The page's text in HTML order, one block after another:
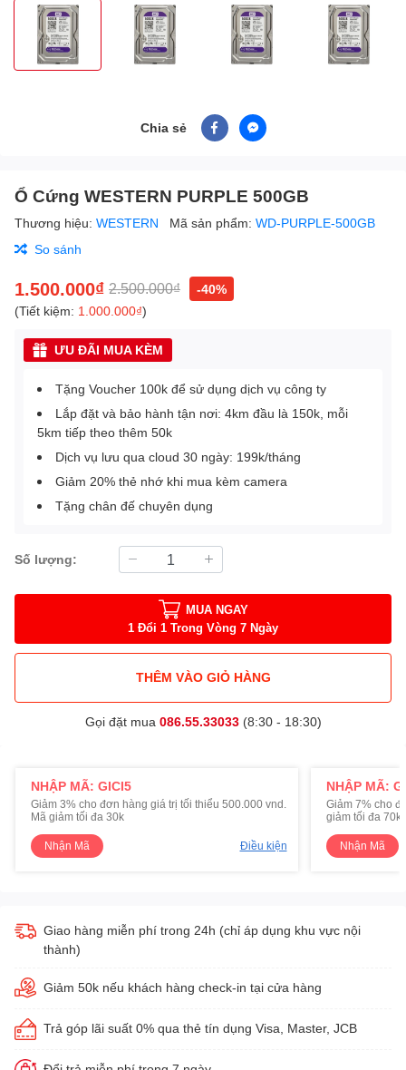
Chia sẻ
Ổ Cứng WESTERN PURPLE 500GB
Thương hiệu: WESTERN Mã sản phẩm: WD-PURPLE-500GB
So sánh
1.500.000₫ 2.500.000₫
-40%
(Tiết kiệm: 1.000.000₫)
ƯU ĐÃI MUA KÈM
Tặng Voucher 100k để sử dụng dịch vụ công ty
Lắp đặt và bảo hành tận nơi: 4km đầu là 150k, mỗi
5km tiếp theo thêm 50k
Dịch vụ lưu qua cloud 30 ngày: 199k/tháng
Giảm 20% thẻ nhớ khi mua kèm camera
Tặng chân đế chuyên dụng
Số lượng:
MUA NGAY
1 Đổi 1 Trong Vòng 7 Ngày
THÊM VÀO GIỎ HÀNG
Gọi đặt mua 086.55.33033(8:30 - 18:30)
NHẬP MÃ: GICI5
Giảm 3% cho đơn hàng giá trị tối thiểu 500.000 vnd.
Mã giảm tối đa 30k
Nhận Mã Điều kiện
NHẬP MÃ:
Giảm 7% cho
giảm tối đa 70k
Nhận Mã
Giao hàng miễn phí trong 24h (chỉ áp dụng khu vực nội
thành)
Giảm 50k nếu khách hàng check-in tại cửa hàng
Trả góp lãi suất 0% qua thẻ tín dụng Visa, Master, JCB